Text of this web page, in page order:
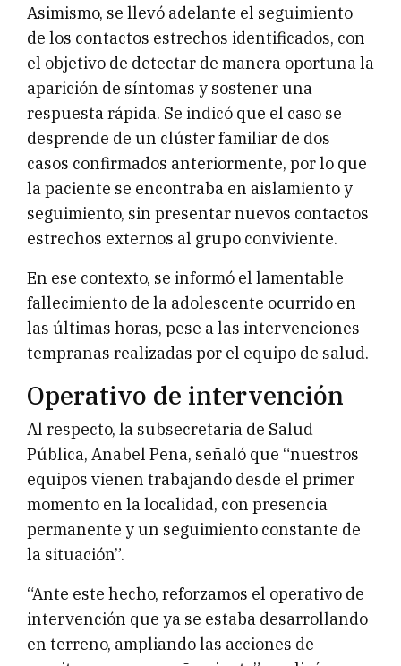
Asimismo, se llevó adelante el seguimiento
de los contactos estrechos identificados, con
el objetivo de detectar de manera oportuna la
aparición de síntomas y sostener una
respuesta rápida. Se indicó que el caso se
desprende de un clúster familiar de dos
casos confirmados anteriormente, por lo que
la paciente se encontraba en aislamiento y
seguimiento, sin presentar nuevos contactos
estrechos externos al grupo conviviente.
En ese contexto, se informó el lamentable
fallecimiento de la adolescente ocurrido en
las últimas horas, pese a las intervenciones
tempranas realizadas por el equipo de salud.
Operativo de intervención
Al respecto, la subsecretaria de Salud
Pública, Anabel Pena, señaló que “nuestros
equipos vienen trabajando desde el primer
momento en la localidad, con presencia
permanente y un seguimiento constante de
la situación”.
“Ante este hecho, reforzamos el operativo de
intervención que ya se estaba desarrollando
en terreno, ampliando las acciones de